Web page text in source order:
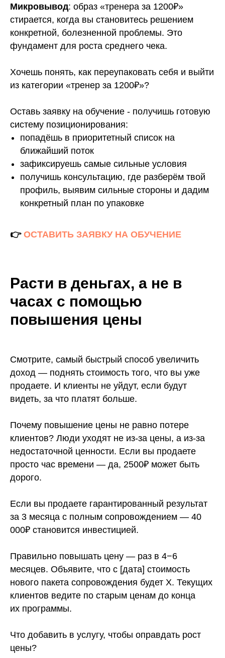
Микровывод: образ «тренера за 1200₽»
стирается, когда вы становитесь решением
конкретной, болезненной проблемы. Это
фундамент для роста среднего чека.
Хочешь понять, как переупаковать себя и выйти
из категории «тренер за 1200₽»?
Оставь заявку на обучение - получишь готовую
систему позиционирования:
попадёшь в приоритетный список на
ближайший поток
зафиксируешь самые сильные условия
получишь консультацию, где разберём твой
профиль, выявим сильные стороны и дадим
конкретный план по упаковке
👉 ОСТАВИТЬ ЗАЯВКУ НА ОБУЧЕНИЕ
Расти в деньгах, а не в
часах с помощью
повышения цены
Смотрите, самый быстрый способ увеличить
доход — поднять стоимость того, что вы уже
продаете. И клиенты не уйдут, если будут
видеть, за что платят больше.
Почему повышение цены не равно потере
клиентов? Люди уходят не из-за цены, а из-за
недостаточной ценности. Если вы продаете
просто час времени — да, 2500₽ может быть
дорого.
Если вы продаете гарантированный результат
за 3 месяца с полным сопровождением — 40
000₽ становится инвестицией.
Правильно повышать цену — раз в 4−6
месяцев. Объявите, что с [дата] стоимость
нового пакета сопровождения будет X. Текущих
клиентов ведите по старым ценам до конца
их программы.
Что добавить в услугу, чтобы оправдать рост
цены?